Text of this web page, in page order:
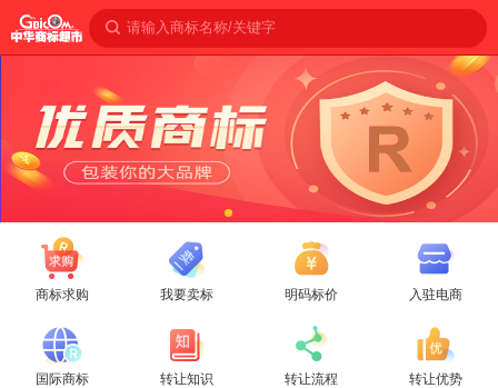
请输入商标名称/关键字
商标求购 我要卖标 明码标价 入驻电商
国际商标 转让知识 转让流程 转让优势